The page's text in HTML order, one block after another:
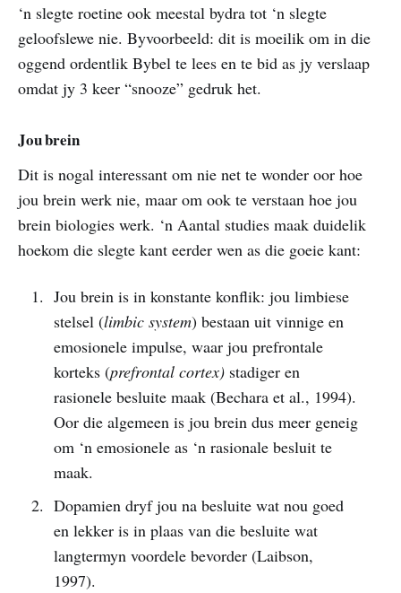
‘n slegte roetine ook meestal bydra tot ‘n slegte
geloofslewe nie. Byvoorbeeld: dit is moeilik om in die
oggend ordentlik Bybel te lees en te bid as jy verslaap
omdat jy 3 keer “snooze” gedruk het.
Jou brein
Dit is nogal interessant om nie net te wonder oor hoe
jou brein werk nie, maar om ook te verstaan hoe jou
brein biologies werk. ‘n Aantal studies maak duidelik
hoekom die slegte kant eerder wen as die goeie kant:
Jou brein is in konstante konflik: jou limbiese
stelsel (limbic system) bestaan uit vinnige en
emosionele impulse, waar jou prefrontale
korteks (prefrontal cortex)stadiger en
rasionele besluite maak (Bechara et al., 1994).
Oor die algemeen is jou brein dus meer geneig
om ‘n emosionele as ‘n rasionale besluit te
maak.
Dopamien dryf jou na besluite wat nou goed
en lekker is in plaas van die besluite wat
langtermyn voordele bevorder (Laibson,
1997).